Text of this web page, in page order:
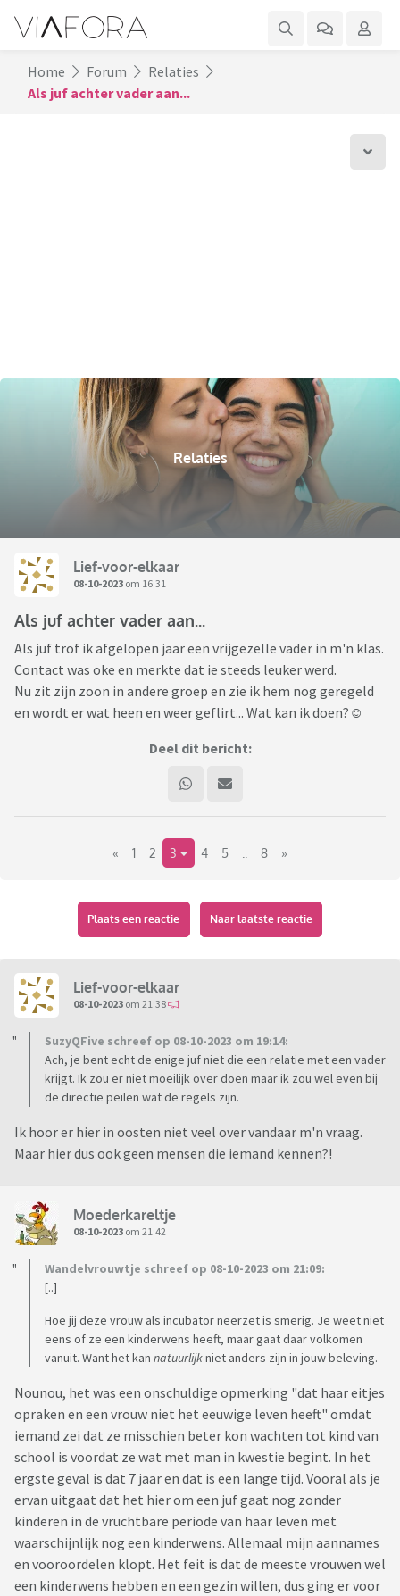
Home Forum
Relaties
Als juf achter vader aan...
Relaties
Lief-voor-elkaar
08-10-2023 om 16:31
Als juf achter vader aan...
Als juf trof ik afgelopen jaar een vrijgezelle vader in m'n klas.
Contact was oke en merkte dat ie steeds leuker werd.
Nu zit zijn zoon in andere groep en zie ik hem nog geregeld
en wordt er wat heen en weer geflirt... Wat kan ik doen?☺️
Deel dit bericht:
« 1 2 3 4 5 8 »
Plaats een reactie Naar laatste reactie
Lief-voor-elkaar
08-10-2023 om 21:38
SuzyQFive schreef op 08-10-2023 om 19:14:
Ach, je bent echt de enige juf niet die een relatie met een vader
krijgt. Ik zou er niet moeilijk over doen maar ik zou wel even bij
de directie peilen wat de regels zijn.
Ik hoor er hier in oosten niet veel over vandaar m'n vraag.
Maar hier dus ook geen mensen die iemand kennen?!
Moederkareltje
08-10-2023 om 21:42
Wandelvrouwtje schreef op 08-10-2023 om 21:09:
[..]
Hoe jij deze vrouw als incubator neerzet is smerig. Je weet niet
eens of ze een kinderwens heeft, maar gaat daar volkomen
vanuit. Want het kan natuurlijkniet anders zijn in jouw beleving.
Nounou, het was een onschuldige opmerking "dat haar eitjes
opraken en een vrouw niet het eeuwige leven heeft" omdat
iemand zei dat ze misschien beter kon wachten tot kind van
school is voordat ze wat met man in kwestie begint. In het
ergste geval is dat 7 jaar en dat is een lange tijd. Vooral als je
ervan uitgaat dat het hier om een juf gaat nog zonder
kinderen in de vruchtbare periode van haar leven met
waarschijnlijk nog een kinderwens. Allemaal mijn aannames
en vooroordelen klopt. Het feit is dat de meeste vrouwen wel
een kinderwens hebben en een gezin willen, dus ging er voor